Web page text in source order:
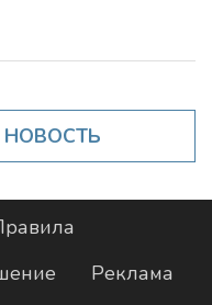
Реклама